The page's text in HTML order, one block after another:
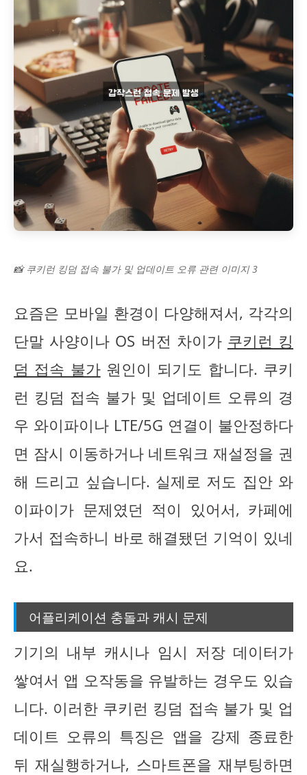
📸 쿠키런 킹덤 접속 불가 및 업데이트 오류 관련 이미지 3
요즘은 모바일 환경이 다양해져서, 각각의
단말 사양이나 OS 버전 차이가 쿠키런 킹
덤 접속 불가원인이 되기도 합니다. 쿠키
런 킹덤 접속 불가 및 업데이트 오류의 경
우 와이파이나 LTE/5G 연결이 불안정하다
면 잠시 이동하거나 네트워크 재설정을 권
해 드리고 싶습니다. 실제로 저도 집안 와
이파이가 문제였던 적이 있어서, 카페에
가서 접속하니 바로 해결됐던 기억이 있네
요.
어플리케이션 충돌과 캐시 문제
기기의 내부 캐시나 임시 저장 데이터가
쌓여서 앱 오작동을 유발하는 경우도 있습
니다. 이러한 쿠키런 킹덤 접속 불가 및 업
데이트 오류의 특징은 앱을 강제 종료한
뒤 재실행하거나, 스마트폰을 재부팅하면